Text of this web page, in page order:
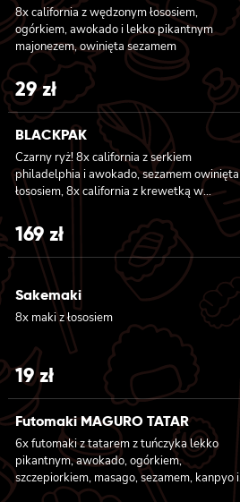
8x california z wędzonym łososiem,
ogórkiem, awokado i lekko pikantnym
majonezem, owinięta sezamem
29zł
BLACKPAK
Czarny ryż! 8x california z serkiem
philadelphia i awokado, sezamem owinięta
łososiem, 8x california z krewetką w
tempurze, ogórkiem i majonezem lekko
pikantnym, masago i sezamem owinięta
łososiem, 12x futomaki z łososiem
pieczonym, serkiem philadelphia, sosem
teriyaki, sezamem, awokado, ogórkiem i
kanpyo 8x california z łososiem i awokado,
serkiem philadelphia, masago, sezam, 8x
hosomaki z łososiem
169 zł
Sakemaki
8x maki z łososiem
19zł
Futomaki MAGURO TATAR
6x futomaki z tatarem z tuńczyka lekko
pikantnym, awokado, ogórkiem,
szczepiorkiem, masago, sezamem, kanpyo i
sałatą